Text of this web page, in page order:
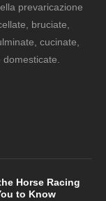
prevaricazione
bruciate,
cucinate,
Horse Racing
to Know